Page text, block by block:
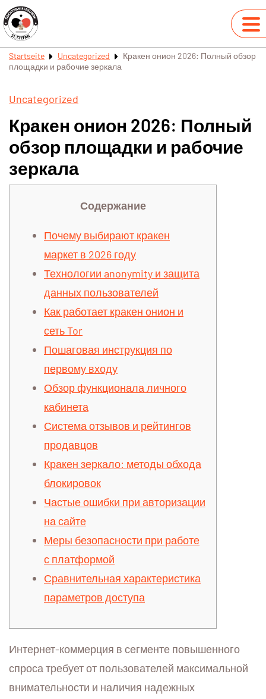
Startseite Uncategorized
Кракен онион 2026: Полный обзор
площадки и рабочие зеркала
Uncategorized
Кракен онион 2026: Полный
обзор площадки и рабочие
зеркала
Содержание
Почему выбирают кракен
маркет в 2026 году
Технологии anonymity и защита
данных пользователей
Как работает кракен онион и
сеть Tor
Пошаговая инструкция по
первому входу
Обзор функционала личного
кабинета
Система отзывов и рейтингов
продавцов
Кракен зеркало: методы обхода
блокировок
Частые ошибки при авторизации
на сайте
Меры безопасности при работе
с платформой
Сравнительная характеристика
параметров доступа
Интернет-коммерция в сегменте повышенного
спроса требует от пользователей максимальной
внимательности и наличия надежных